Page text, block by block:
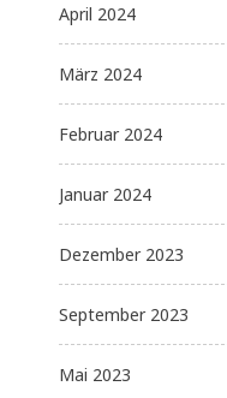
April 2024
März 2024
Februar 2024
Januar 2024
Dezember 2023
September 2023
Mai 2023